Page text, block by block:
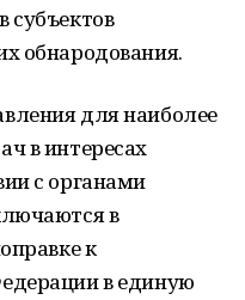
субъектов
обнародования.
для наиболее
в интересах
с органами
в
к
в единую